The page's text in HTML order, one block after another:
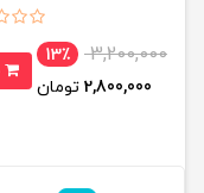
3,200,000
13٪
2,800,000 تومان